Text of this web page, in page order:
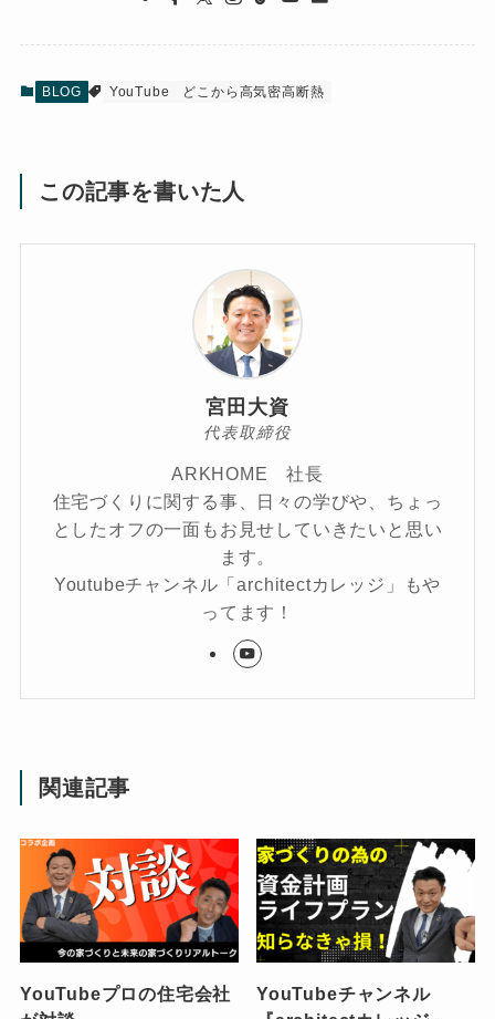
BLOG YouTube どこから高気密高断熱
この記事を書いた人
宮田大資
代表取締役
ARKHOME 社長
住宅づくりに関する事、日々の学びや、ちょっ
としたオフの一面もお見せしていきたいと思い
ます。
Youtubeチャンネル「architectカレッジ」もや
ってます！
関連記事
YouTubeプロの住宅会社
YouTubeチャンネル